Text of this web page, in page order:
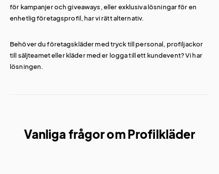
för kampanjer och giveaways, eller exklusiva lösningar för en
enhetlig företagsprofil, har vi rätt alternativ.
Behöver du företagskläder med tryck till personal, profiljackor
till säljteamet eller kläder med er logga till ett kundevent? Vi har
lösningen.
Vanliga frågor om Profilkläder